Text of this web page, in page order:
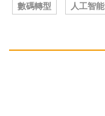
數碼轉型 人工智能